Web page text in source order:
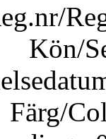
Kön/
Färg/